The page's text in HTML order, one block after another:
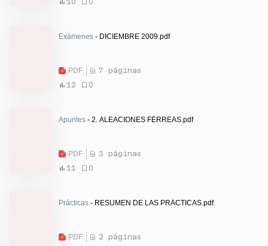
Exámenes - DICIEMBRE 2009.pdf
PDF
7 páginas
12
0
Apuntes - 2. ALEACIONES FÉRREAS.pdf
PDF
3 páginas
11
0
Prácticas - RESUMEN DE LAS PRÁCTICAS.pdf
PDF
2 páginas